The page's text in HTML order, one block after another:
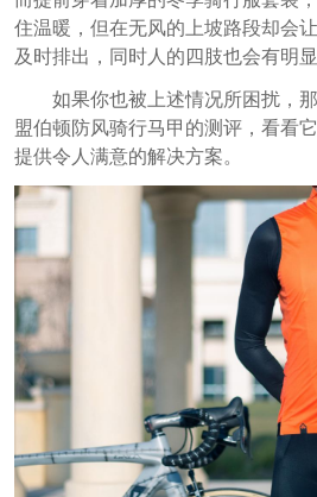
住温暖，但在无风的上坡路段却会
及时排出，同时人的四肢也会有明显
如果你也被上述情况所困扰，
盟伯顿防风骑行马甲的测评，看看
提供令人满意的解决方案。